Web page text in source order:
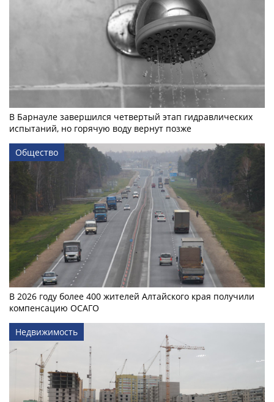
В Барнауле завершился четвертый этап гидравлических
испытаний, но горячую воду вернут позже
Общество
В 2026 году более 400 жителей Алтайского края получили
компенсацию ОСАГО
Недвижимость